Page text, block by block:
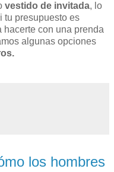
vestido de invitada, lo
tu presupuesto es
hacerte con una prenda
algunas opciones
los hombres